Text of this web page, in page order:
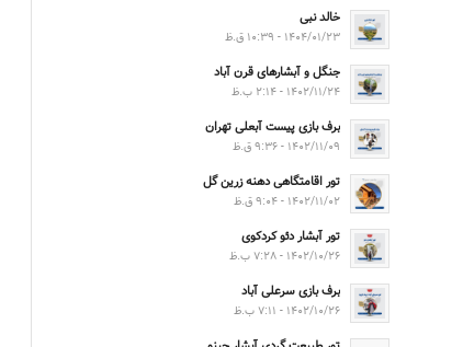
خالد نبی
۱۴۰۴/۰۱/۲۳ - ۱۰:۳۹ ق.ظ
جنگل و آبشارهای قرن آباد
۱۴۰۲/۱۱/۲۴ - ۲:۱۴ ب.ظ
برف بازی پیست آبعلی تهران
۱۴۰۲/۱۱/۰۹ - ۹:۳۶ ق.ظ
تور اقامتگاهی دهنه زرین گل
۱۴۰۲/۱۱/۰۲ - ۹:۰۴ ق.ظ
تور آبشار دئو کردکوی
۱۴۰۲/۱۰/۲۶ - ۷:۲۸ ب.ظ
برف بازی سرعلی آباد
۱۴۰۲/۱۰/۲۶ - ۷:۱۱ ب.ظ